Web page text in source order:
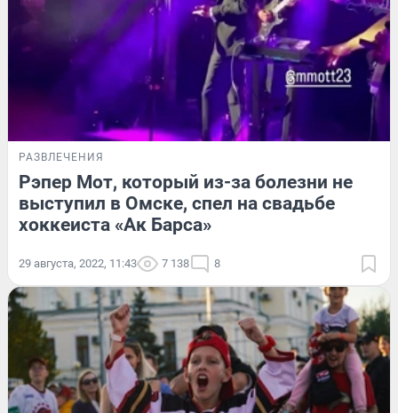
РАЗВЛЕЧЕНИЯ
Рэпер Мот, который из-за болезни не
выступил в Омске, спел на свадьбе
хоккеиста «Ак Барса»
29 августа, 2022, 11:43 7 138 8